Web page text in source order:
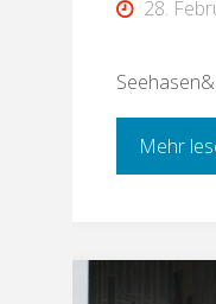
28.
Mehr